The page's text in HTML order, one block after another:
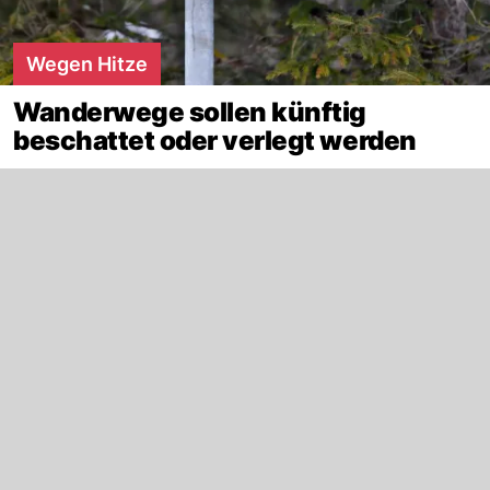
Wegen Hitze
Wanderwege sollen künftig
beschattet oder verlegt werden